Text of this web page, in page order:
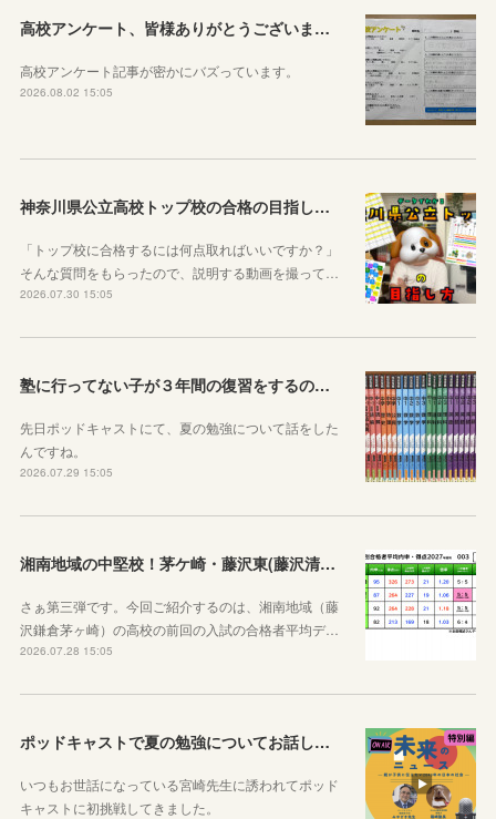
高校アンケート、皆様ありがとうございました！
高校アンケート記事が密かにバズっています。
2026.08.02 15:05
神奈川県公立高校トップ校の合格の目指し方について動画をアップしました
「トップ校に合格するには何点取ればいいですか？」
そんな質問をもらったので、説明する動画を撮って…
2026.07.30 15:05
塾に行ってない子が３年間の復習をするのに良さそうな教材を本屋で探してみました！
先日ポッドキャストにて、夏の勉強について話をした
んですね。
2026.07.29 15:05
湘南地域の中堅校！茅ケ崎・藤沢東(藤沢清流)、藤沢総合、茅ヶ崎西浜高校
さぁ第三弾です。今回ご紹介するのは、湘南地域（藤
沢鎌倉茅ヶ崎）の高校の前回の入試の合格者平均デ…
2026.07.28 15:05
ポッドキャストで夏の勉強についてお話ししています！
いつもお世話になっている宮崎先生に誘われてポッド
キャストに初挑戦してきました。